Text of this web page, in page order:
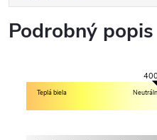
Podrobný popis
Teplá biela